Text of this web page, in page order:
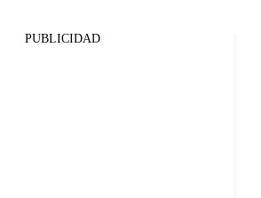
PUBLICIDAD